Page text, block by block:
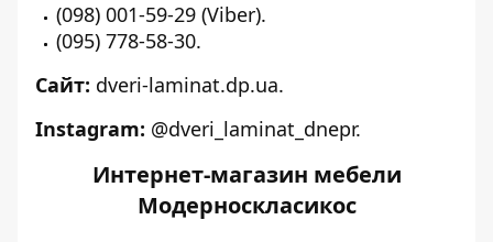
(098) 001-59-29 (Viber).
(095) 778-58-30.
Сайт: dveri-laminat.dp.ua.
Instagram: @dveri_laminat_dnepr.
Интернет-магазин мебели
Модерноскласикос